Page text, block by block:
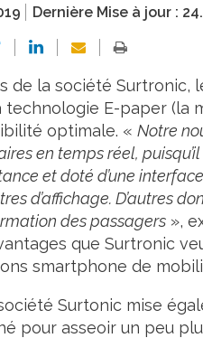
Dernière Mise à jour :
de la société Surtronic,
E-paper (la
optimale. « Notre
en temps réel,
et doté d’une
d’affichage. D’autres
des passagers »,
que Surtronic
smartphone de
Surtonic mise
pour asseoir un peu